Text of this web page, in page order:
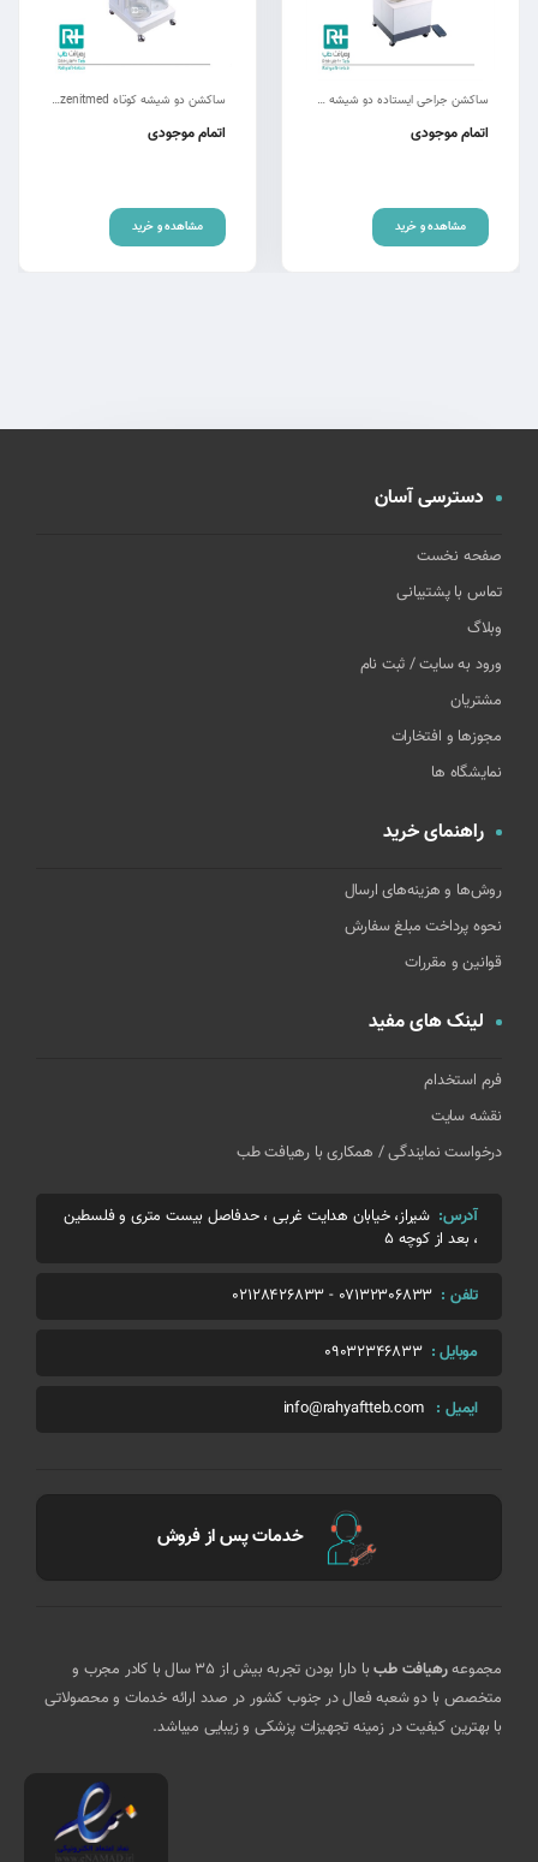
ساکشن جراحی ایستاده دو شیشه yuwell 7A23D
اتمام موجودی
مشاهده و خرید
ساکشن دو شیشه کوتاه zenitmed مدل ZTH-D
اتمام موجودی
مشاهده و خرید
دسترسی آسان
صفحه نخست
تماس با پشتیبانی
وبلاگ
ورود به سایت / ثبت نام
مشتریان
مجوزها و افتخارات
نمایشگاه ها
راهنمای خرید
روش‌ها و هزینه‌های ارسال
نحوه پرداخت مبلغ سفارش
قوانین و مقررات
لینک های مفید
فرم استخدام
نقشه سایت
درخواست نمایندگی / همکاری با رهیافت طب
آدرس: شیراز، خیابان هدایت غربی ، حدفاصل بیست متری و فلسطین
، بعد از کوچه 5
تلفن : 07132306833
-
02128426833
موبایل : 09032346833
ایمیل : info@rahyaftteb.com
خدمات پس از فروش
مجموعهرهیافت طب
با دارا بودن تجربه بیش از 35 سال با کادر مجرب و
متخصص با دو شعبه فعال در جنوب کشور در صدد ارائه خدمات و محصولاتی
با بهترین کیفیت در زمینه تجهیزات پزشکی و زیبایی میباشد.